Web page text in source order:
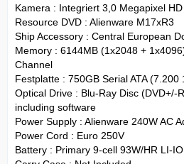
Kamera : Integriert 3,0 Megapixel
Resource DVD : Alienware M17xR3
Ship Accessory : Central European
Memory : 6144MB (1x2048 +
Channel
Festplatte : 750GB Serial ATA (7.200
Optical Drive : Blu-Ray Disc (DVD+/-
including software
Power Supply : Alienware 240W AC
Power Cord : Euro 250V
Battery : Primary 9-cell 93W/HR LI-